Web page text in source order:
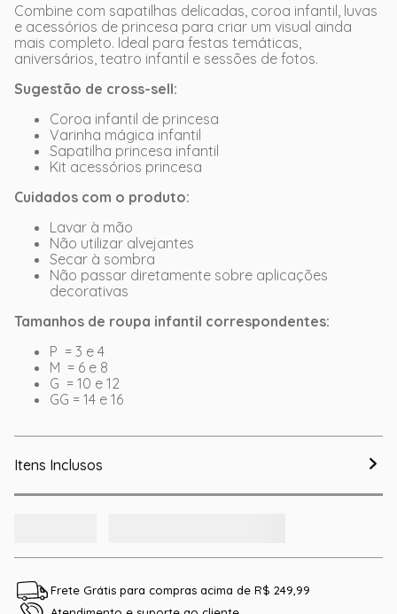
Combine com sapatilhas delicadas, coroa infantil, luvas
e acessórios de princesa para criar um visual ainda
mais completo. Ideal para festas temáticas,
aniversários, teatro infantil e sessões de fotos.
Sugestão de cross-sell:
Coroa infantil de princesa
Varinha mágica infantil
Sapatilha princesa infantil
Kit acessórios princesa
Cuidados com o produto:
Lavar à mão
Não utilizar alvejantes
Secar à sombra
Não passar diretamente sobre aplicações
decorativas
Tamanhos de roupa infantil correspondentes:
P = 3 e 4
M = 6 e 8
G = 10 e 12
GG = 14 e 16
Itens Inclusos
Frete Grátis para compras acima de R$ 249,99